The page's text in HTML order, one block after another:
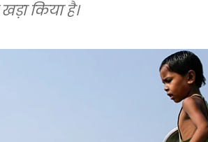
किया है।